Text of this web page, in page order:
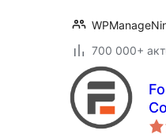
700 000+